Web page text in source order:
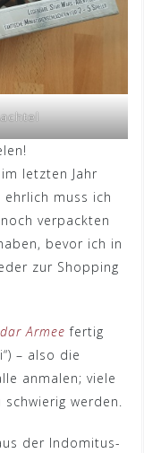
letzten Jahr
muss ich
verpackten
bevor ich in
zur Shopping
Armee fertig
– also die
anmalen; viele
werden.
der Indomitus-